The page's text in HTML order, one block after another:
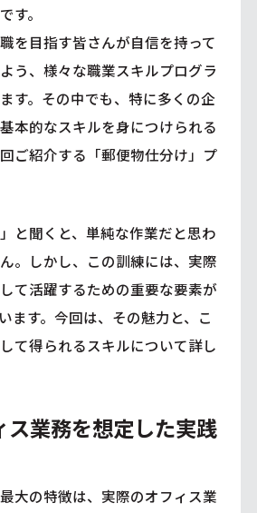
す。
を目指す皆さんが自信を持って
う、様々な職業スキルプログラ
す。その中でも、特に多くの企
本的なスキルを身につけられる
ご紹介する「郵便物仕分け」プ
と聞くと、単純な作業だと思わ
。しかし、この訓練には、実際
て活躍するための重要な要素が
ます。今回は、その魅力と、こ
て得られるスキルについて詳し
ス業務を想定した実践
大の特徴は、実際のオフィス業